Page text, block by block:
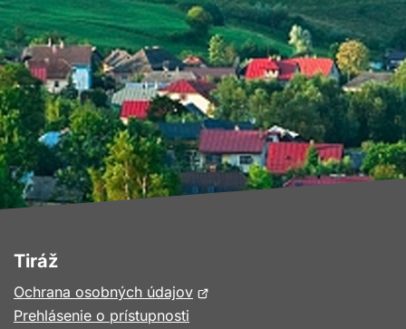
Tiráž
Ochrana osobných údajovOtvorí
Prehlásenie o prístupnosti